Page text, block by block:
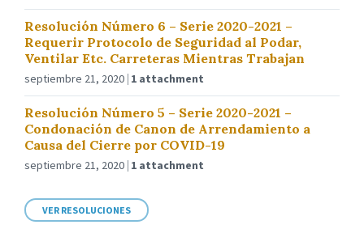
Resolución Número 6 – Serie 2020-2021 –
Requerir Protocolo de Seguridad al Podar,
Ventilar Etc. Carreteras Mientras Trabajan
septiembre 21, 2020 1 attachment
Resolución Número 5 – Serie 2020-2021 –
Condonación de Canon de Arrendamiento a
Causa del Cierre por COVID-19
septiembre 21, 2020 1 attachment
VER RESOLUCIONES